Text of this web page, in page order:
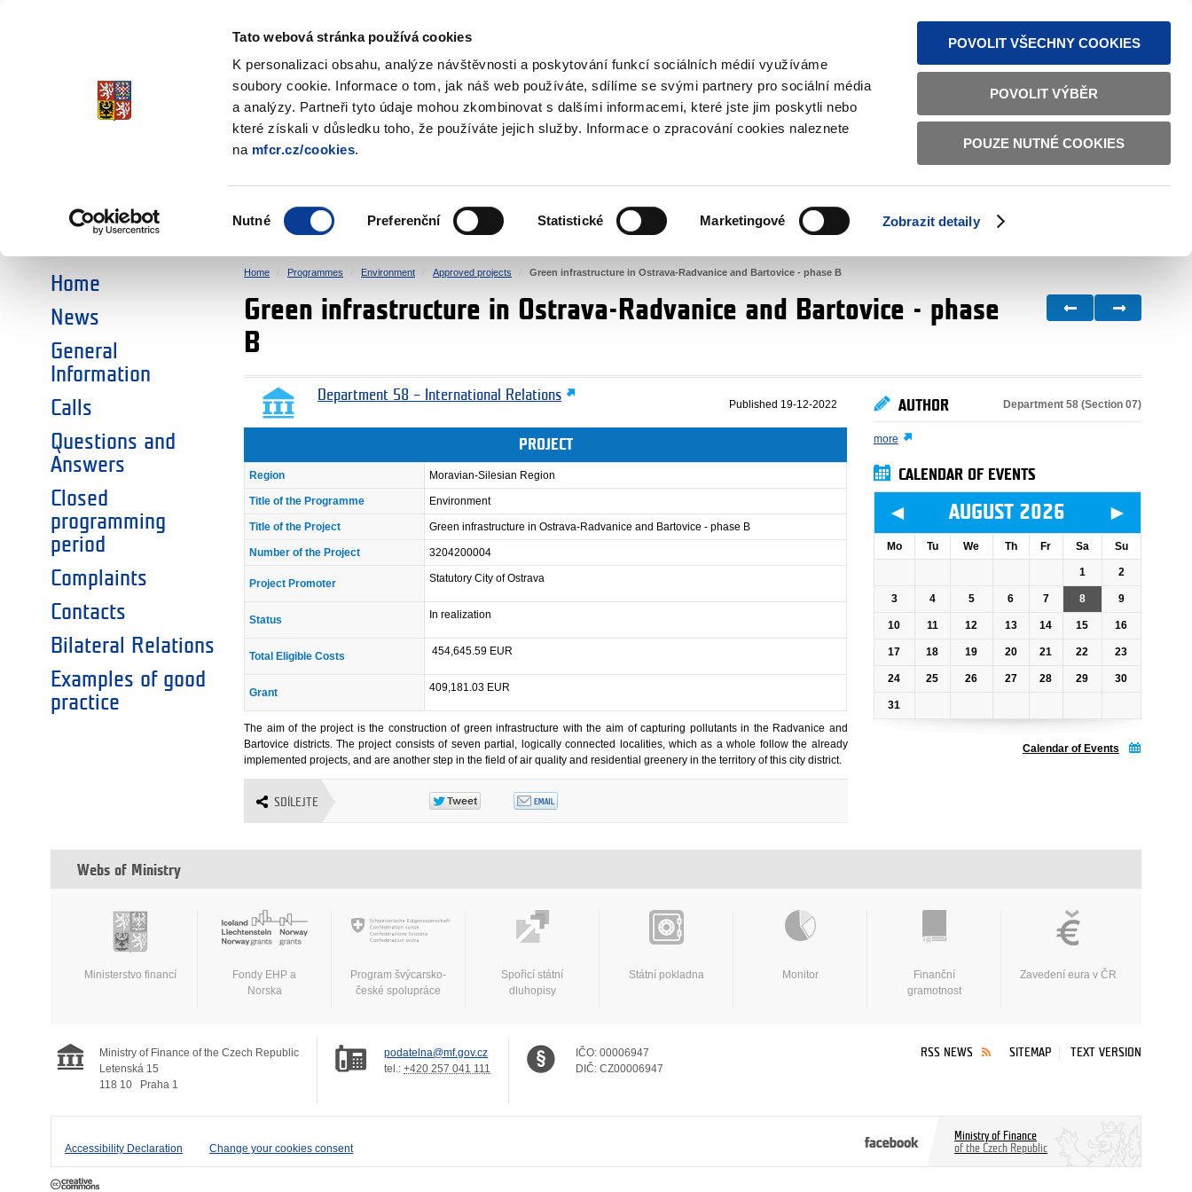
Tato webová stránka používá cookies
K personalizaci obsahu, analýze návštěvnosti a poskytování funkcí sociálních médií využíváme
soubory cookie. Informace o tom, jak náš web používáte, sdílíme se svými partnery pro sociální média
a analýzy. Partneři tyto údaje mohou zkombinovat s dalšími informacemi, které jste jim poskytli nebo
které získali v důsledku toho, že používáte jejich služby. Informace o zpracování cookies naleznete
na mfcr.cz/cookies.
souhlasu
Nutné Preferenční Statistické Marketingové Zobrazit detaily
POVOLIT VŠECHNY COOKIES
POVOLIT VÝBĚR
POUZE NUTNÉ COOKIES
TEXT VERSION ČESKY ENGLISH
EEA and Norway Grants
CHOOSE AN AREA:
SOCIAL DIALOGUE ENVIRONMENT HUMAN RIGHTS JUSTICE HOME AFFAIRS BILATERAL RELATIONS
Home
News
General
Information
Calls
Questions and
Answers
Closed
programming
period
Complaints
Contacts
Bilateral Relations
Examples of good
practice
Home Programmes Environment Approved projects Green infrastructure in Ostrava-Radvanice and Bartovice - phase B
Green infrastructure in Ostrava-Radvanice and Bartovice - phase
B
Department 58 – International Relations
Published 19-12-2022
PROJECT
Region Moravian-Silesian Region
Title of the Programme Environment
Title of the Project Green infrastructure in Ostrava-Radvanice and Bartovice - phase B
Number of the Project 3204200004
Project Promoter Statutory City of Ostrava
Status In realization
Total Eligible Costs 454,645.59 EUR
Grant 409,181.03 EUR
The aim of the project is the construction of green infrastructure with the aim of capturing pollutants in the Radvanice and
Bartovice districts. The project consists of seven partial, logically connected localities, which as a whole follow the already
implemented projects, and are another step in the field of air quality and residential greenery in the territory of this city district.
SDÍLEJTE
AUTHOR Department 58 (Section 07)
more
CALENDAR OF EVENTS
◄ AUGUST 2026 ►
Mo Tu We Th Fr Sa Su
1 2
3 4 5 6 7 8 9
10 11 12 13 14 15 16
17 18 19 20 21 22 23
24 25 26 27 28 29 30
31
Calendar of Events
Webs of Ministry
Ministerstvo financí
Fondy EHP a
Norska
Program švýcarsko-
české spolupráce
Spořicí státní
dluhopisy
Státní pokladna Monitor
Finanční
gramotnost
Zavedení eura v ČR
Ministry of Finance of the Czech Republic
Letenská 15
118 10
Praha 1
podatelna@mf.gov.cz
tel.: +420 257 041 111
IČO: 00006947
DIČ: CZ00006947
RSS NEWS SITEMAP TEXT VERSION
Accessibility Declaration Change your cookies consent
Ministry of Finance
of the Czech Republic